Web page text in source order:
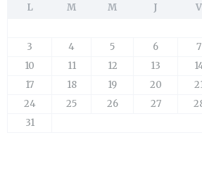
L M M J V
3
4 5 6 7
10
11 12 13
17
18 19 20
24
25 26 27
31